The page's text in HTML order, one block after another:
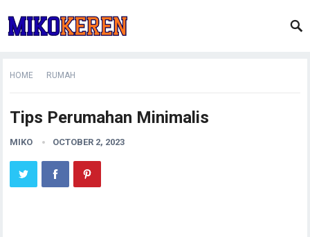
HOME RUMAH
Tips Perumahan Minimalis
MIKO OCTOBER 2, 2023